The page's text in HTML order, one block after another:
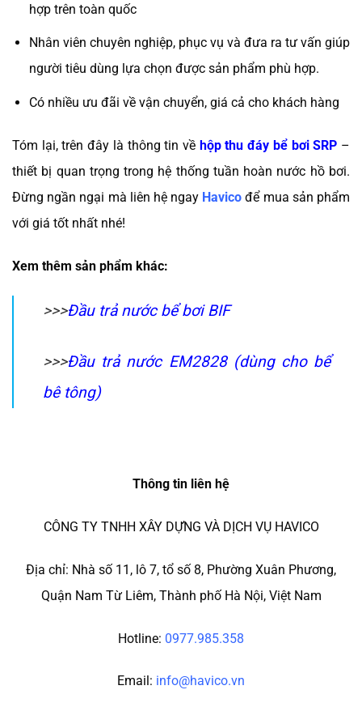
hợp trên toàn quốc
Nhân viên chuyên nghiệp, phục vụ và đưa ra tư vấn giúp
người tiêu dùng lựa chọn được sản phẩm phù hợp.
Có nhiều ưu đãi về vận chuyển, giá cả cho khách hàng
Tóm lại, trên đây là thông tin về hộp thu đáy bể bơi SRP –
thiết bị quan trọng trong hệ thống tuần hoàn nước hồ bơi.
Đừng ngần ngại mà liên hệ ngay Havico để mua sản phẩm
với giá tốt nhất nhé!
Xem thêm sản phẩm khác:
>>>Đầu trả nước bể bơi BIF
>>>Đầu trả nước EM2828 (dùng cho bể
bê tông)
Thông tin liên hệ
CÔNG TY TNHH XÂY DỰNG VÀ DỊCH VỤ HAVICO
Địa chỉ: Nhà số 11, lô 7, tổ số 8, Phường Xuân Phương,
Quận Nam Từ Liêm, Thành phố Hà Nội, Việt Nam
Hotline: 0977.985.358
Email: info@havico.vn